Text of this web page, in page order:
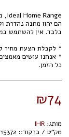
הם יהוו מתנה נהדרת
* אנחנו עושים
כל הזמן.
₪74
מותג: IHR
מק"ט / ברקוד::